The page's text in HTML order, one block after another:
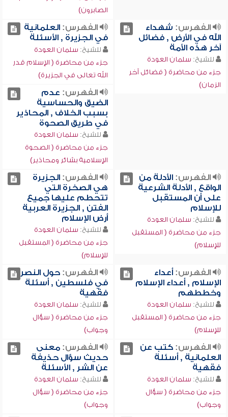
الصابرون)
الفهرس: شهداء
الله في الأرض , فضائل
آخر هذه الأمة
للشيخ: سلمان العودة
جزء من محاضرة ( فضائل آخر
الزمان)
الفهرس:العلمانية
في الجزيرة , الأسئلة
للشيخ: سلمان العودة
جزء من محاضرة ( الإسلام قدر
الله تعالى في الجزيرة)
الفهرس: عدم
الضيق والحساسية
بسبب الخلاف , المحاذير
في طريق الصحوة
للشيخ: سلمان العودة
جزء من محاضرة ( الصحوة
الإسلامية بشائر ومحاذير)
الفهرس:الأدلة من
الواقع , الأدلة الشرعية
على أن المستقبل
للإسلام
للشيخ: سلمان العودة
جزء من محاضرة ( المستقبل
للإسلام)
الفهرس:الجزيرة
هي الصخرة التي
تتحطم عليها جميع
الفتن , الجزيرة العربية
أرض الإسلام
للشيخ: سلمان العودة
جزء من محاضرة ( المستقبل
للإسلام)
الفهرس:أعداء
الإسلام , أعداء الإسلام
وخططهم
للشيخ: سلمان العودة
جزء من محاضرة ( المستقبل
للإسلام)
الفهرس:حول النصر
في فلسطين , أسئلة
فقهية
للشيخ: سلمان العودة
جزء من محاضرة ( سؤال
وجواب)
الفهرس:كتب عن
العلمانية , أسئلة
فقهية
للشيخ: سلمان العودة
جزء من محاضرة ( سؤال
وجواب)
الفهرس:معنى
حديث سؤال حذيفة
عن الشر , الأسئلة
للشيخ: سلمان العودة
جزء من محاضرة ( سؤال
وجواب)